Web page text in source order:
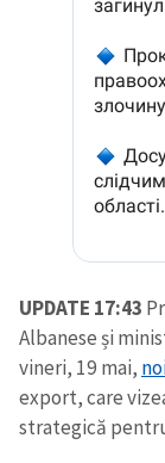
UPDATE 17:43
Albanese și
vineri, 19 mai,
export, care
strategică